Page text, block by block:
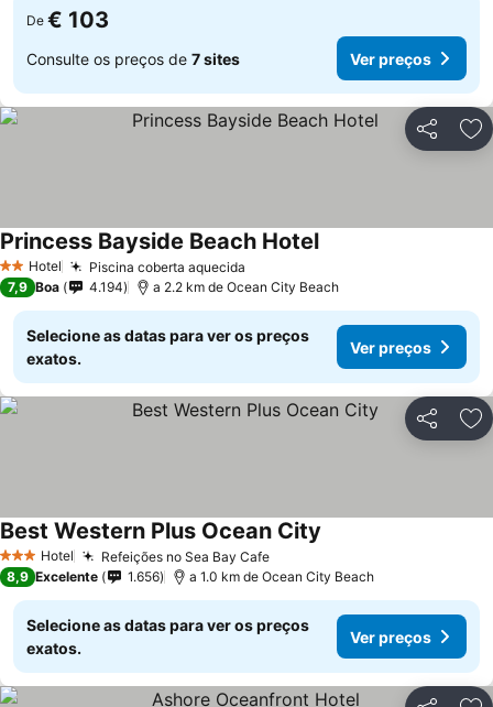
De € 103
Consulte os preços de 7 sites Ver preços
Partilhar
2 Estrelas
Hotel Piscina coberta aquecida
Princess Bayside Beach HotelVer preços
7,9 Boa 4.194 a 2.2 km de Ocean City Beach
Selecione as datas para ver os preços
exatos.
Ver preços
Partilhar
3 EstrelasHotel Refeições no Sea Bay CafeVer preços
Best Western Plus Ocean City
8,9 Excelente 1.656 a 1.0 km de Ocean City Beach
Selecione as datas para ver os preços
exatos.
Ver preços